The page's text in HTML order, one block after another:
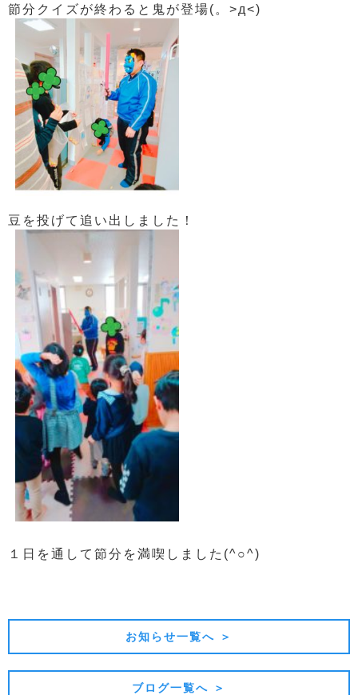
節分クイズが終わると鬼が登場(。>д<)
豆を投げて追い出しました！
１日を通して節分を満喫しました(^○^)
お知らせ一覧へ ＞
ブログ一覧へ ＞